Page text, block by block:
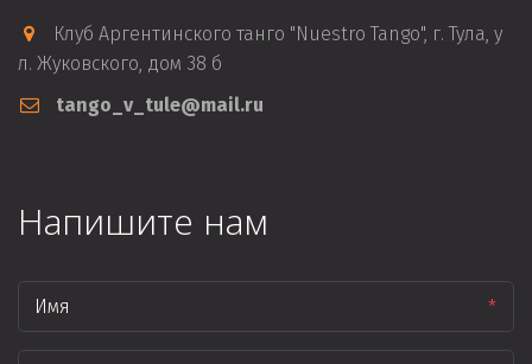
Клуб Аргентинского танго "Nuestro Tango", г. Тула, у
л. Жуковского, дом 38 б
tango_v_tule@mail.ru
Напишите нам
*